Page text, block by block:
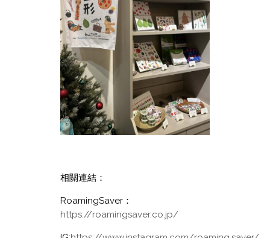
相關連結：
RoamingSaver：
https://roamingsaver.co.jp/